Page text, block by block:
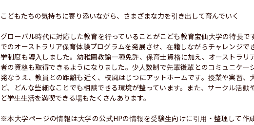
こどもたちの気持ちに寄り添いながら、さまざまな力を引き出して育んでいく
グローバル時代に対応した教育を行っていることがこども教育宝仙大学の特長で
でのオーストラリア保育体験プログラムを発展させ、在籍しながらチャレンジで
学制度も導入しました。幼稚園教諭一種免許、保育士資格に加え、オーストラリ
者の資格も取得できるようになりました。少人数制で先輩後輩とのコミュニケー
発なうえ、教員との距離も近く、校風はじつにアットホームです。授業や実習、
ど、どんな些細なことでも相談できる環境が整っています。また、サークル活動
ど学生生活を満喫できる場もたくさんあります。
※本大学ページの情報は大学の公式HPの情報を受験生向けに引用・整理して作